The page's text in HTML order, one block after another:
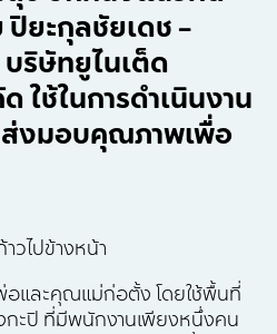
ยะกุลชัยเดช –
บริษัทยูไนเต็ด
ใช้ในการดำเนินงาน
ส่งมอบคุณภาพเพื่อ
วไปข้างหน้า
และคุณแม่ก่อตั้ง โดยใช้พื้นที่
กะปิ ที่มีพนักงานเพียงหนึ่งคน